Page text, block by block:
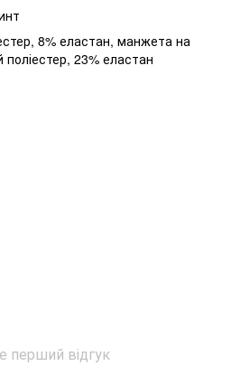
8% еластан, манжета на
23% еластан
перший відгук